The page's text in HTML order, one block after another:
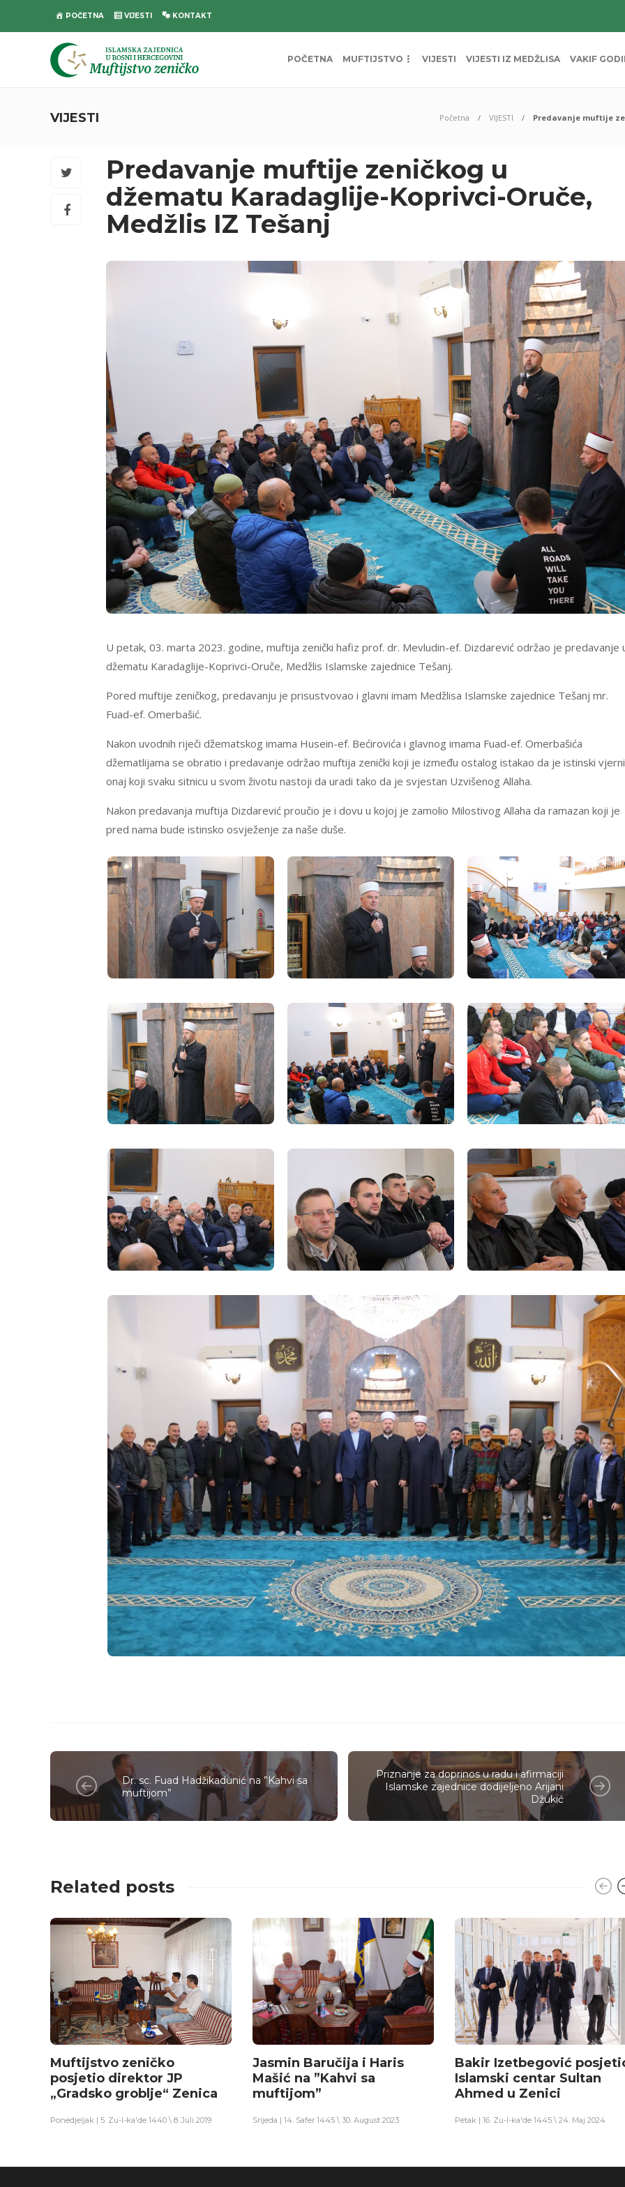
POČETNA VIJESTI KONTAKT
POČETNA MUFTIJSTVO VIJESTI VIJESTI IZ MEDŽLISA VAKIF
VIJESTI Početna VIJESTI Predavanje muftije
Predavanje muftije zeničkog u
džematu Karadaglije-Koprivci-Oruče,
Medžlis IZ Tešanj
U petak, 03. marta 2023. godine, muftija zenički hafiz prof. dr. Mevludin-ef. Dizdarević održao je predavanje
džematu Karadaglije-Koprivci-Oruče, Medžlis Islamske zajednice Tešanj.
Pored muftije zeničkog, predavanju je prisustvovao i glavni imam Medžlisa Islamske zajednice Tešanj mr.
Fuad-ef. Omerbašić.
Nakon uvodnih riječi džematskog imama Husein-ef. Bećirovića i glavnog imama Fuad-ef. Omerbašića
džematlijama se obratio i predavanje održao muftija zenički koji je između ostalog istakao da je istinski
onaj koji svaku sitnicu u svom životu nastoji da uradi tako da je svjestan Uzvišenog Allaha.
Nakon predavanja muftija Dizdarević proučio je i dovu u kojoj je zamolio Milostivog Allaha da ramazan koji je
pred nama bude istinsko osvježenje za naše duše.
Dr. sc. Fuad Hadžikadunić na ”Kahvi sa
muftijom”
Priznanje za doprinos u radu i afirmaciji
Islamske zajednice dodijeljeno Arijani
Džukić
Related posts
Muftijstvo zeničko
posjetio direktor JP
„Gradsko groblje“ Zenica
Ponedjeljak | 5. Zu-l-ka'de 1440 \ 8. Juli 2019
Jasmin Baručija i Haris
Mašić na ”Kahvi sa
muftijom”
Srijeda | 14. Safer 1445 \ 30. August 2023
Bakir Izetbegović
Islamski centar Sultan
Ahmed u Zenici
Petak | 16. Zu-l-ka'de 1445 \ 24. Maj 2024